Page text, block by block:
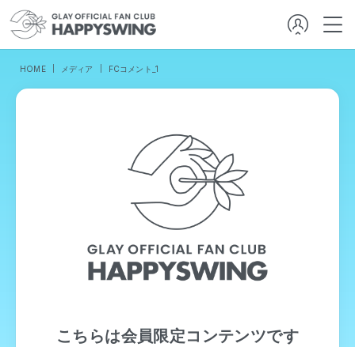
HOME メディア FCコメント_1
こちらは会員限定コンテンツです